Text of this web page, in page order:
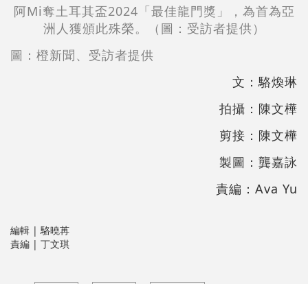
阿Mi奪土耳其盃2024「最佳龍門獎」，為首為亞
洲人獲頒此殊榮。（圖：受訪者提供）
圖：橙新聞、受訪者提供
文：駱煥琳
拍攝：陳文樺
剪接：陳文樺
製圖：龔嘉詠
責編：Ava Yu
編輯 | 駱曉苒
責編 | 丁文琪